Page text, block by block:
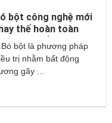
bột công nghệ mới
thế hoàn toàn
bột thuỷ tinh và
cao?
bột là phương pháp
trị nhằm bất động
gãy ...